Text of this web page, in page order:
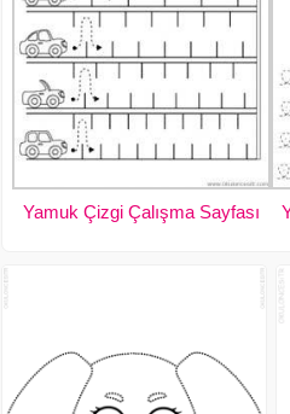
Yamuk Çizgi Çalışma Sayfası